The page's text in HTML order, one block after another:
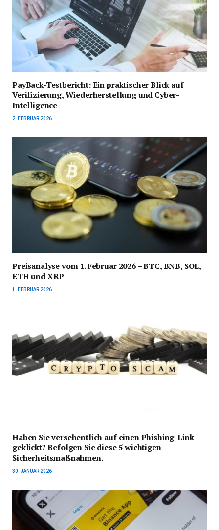
PayBack-Testbericht: Ein praktischer Blick auf
Verifizierung, Wiederherstellung und Cyber-
Intelligence
2. FEBRUAR 2026
Preisanalyse vom 1. Februar 2026 – BTC, BNB, SOL,
ETH und XRP
1. FEBRUAR 2026
Haben Sie versehentlich auf einen Phishing-Link
geklickt? Befolgen Sie diese 5 wichtigen
Sicherheitsmaßnahmen.
30. JANUAR 2026